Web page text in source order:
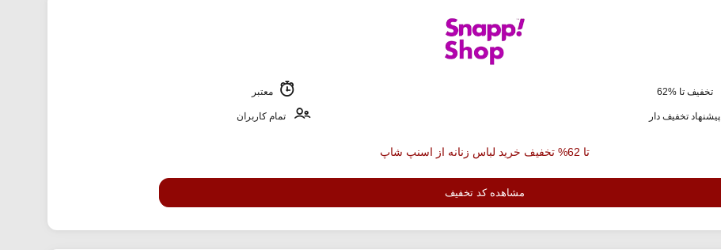
تخفیف تا %62 معتبر
پیشنهاد تخفیف دار تمام کاربران
تا 62% تخفیف خرید لباس زنانه از اسنپ شاپ
مشاهده کد تخفیف